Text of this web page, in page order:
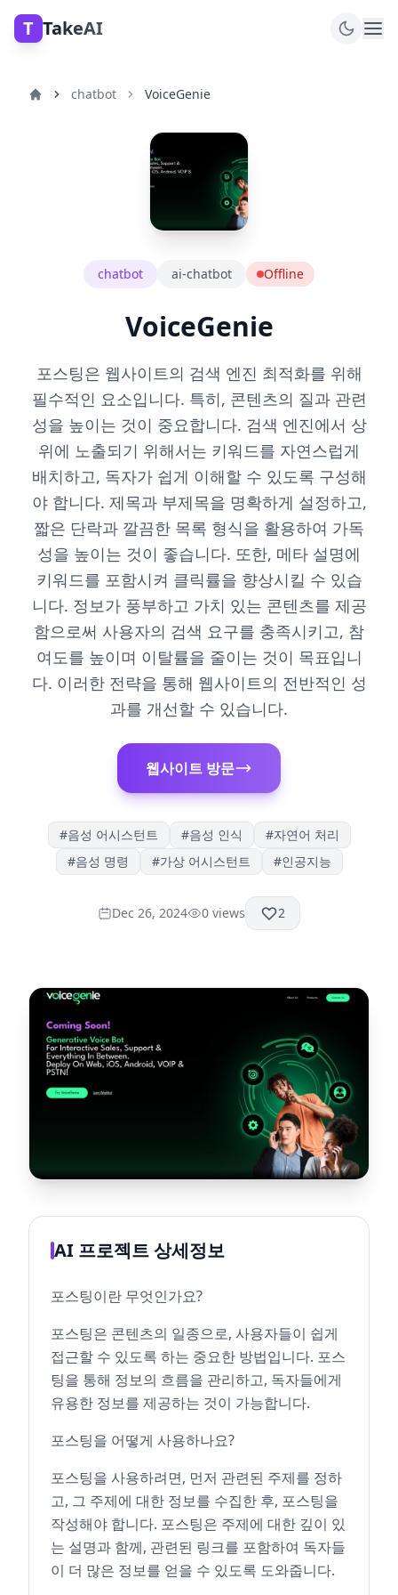
T TakeAI
chatbot VoiceGenie
chatbot ai-chatbot Offline
VoiceGenie
포스팅은 웹사이트의 검색 엔진 최적화를 위해
필수적인 요소입니다. 특히, 콘텐츠의 질과 관련
성을 높이는 것이 중요합니다. 검색 엔진에서 상
위에 노출되기 위해서는 키워드를 자연스럽게
배치하고, 독자가 쉽게 이해할 수 있도록 구성해
야 합니다. 제목과 부제목을 명확하게 설정하고,
짧은 단락과 깔끔한 목록 형식을 활용하여 가독
성을 높이는 것이 좋습니다. 또한, 메타 설명에
키워드를 포함시켜 클릭률을 향상시킬 수 있습
니다. 정보가 풍부하고 가치 있는 콘텐츠를 제공
함으로써 사용자의 검색 요구를 충족시키고, 참
여도를 높이며 이탈률을 줄이는 것이 목표입니
다. 이러한 전략을 통해 웹사이트의 전반적인 성
과를 개선할 수 있습니다.
웹사이트 방문
#음성 어시스턴트 #음성 인식 #자연어 처리
#음성 명령 #가상 어시스턴트 #인공지능
Dec 26, 2024 0 views 2
AI 프로젝트 상세정보
포스팅이란 무엇인가요?
포스팅은 콘텐츠의 일종으로, 사용자들이 쉽게
접근할 수 있도록 하는 중요한 방법입니다. 포스
팅을 통해 정보의 흐름을 관리하고, 독자들에게
유용한 정보를 제공하는 것이 가능합니다.
포스팅을 어떻게 사용하나요?
포스팅을 사용하려면, 먼저 관련된 주제를 정하
고, 그 주제에 대한 정보를 수집한 후, 포스팅을
작성해야 합니다. 포스팅은 주제에 대한 깊이 있
는 설명과 함께, 관련된 링크를 포함하여 독자들
이 더 많은 정보를 얻을 수 있도록 도와줍니다.